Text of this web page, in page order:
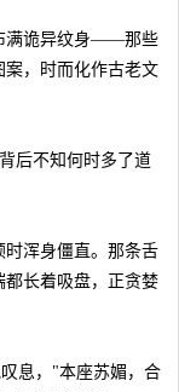
满诡异纹身——那些
，时而化作古老文
后不知何时多了道
浑身僵直。那条舌
长着吸盘，正贪婪
息，"本座苏媚，合